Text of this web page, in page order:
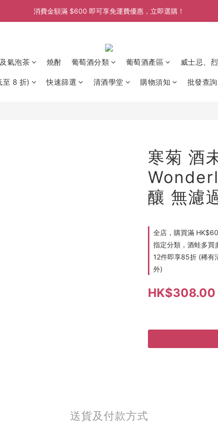
消費金額滿 $600 即可享免運費優惠，立即選購！
消費金額滿 $600 即可享免運費優惠，立即選購！
氣泡茶 燒酎 葡萄酒分類 葡萄酒產區 威士忌、
至 8 折) 快速篩選 清酒學堂 購物須知 批發查詢
寒菊 酒
釀 無濾
全店，購買滿
指定分類，酒蛙多
12件即享85折 (稀有
外)
HK$308.00
送貨及付款方式